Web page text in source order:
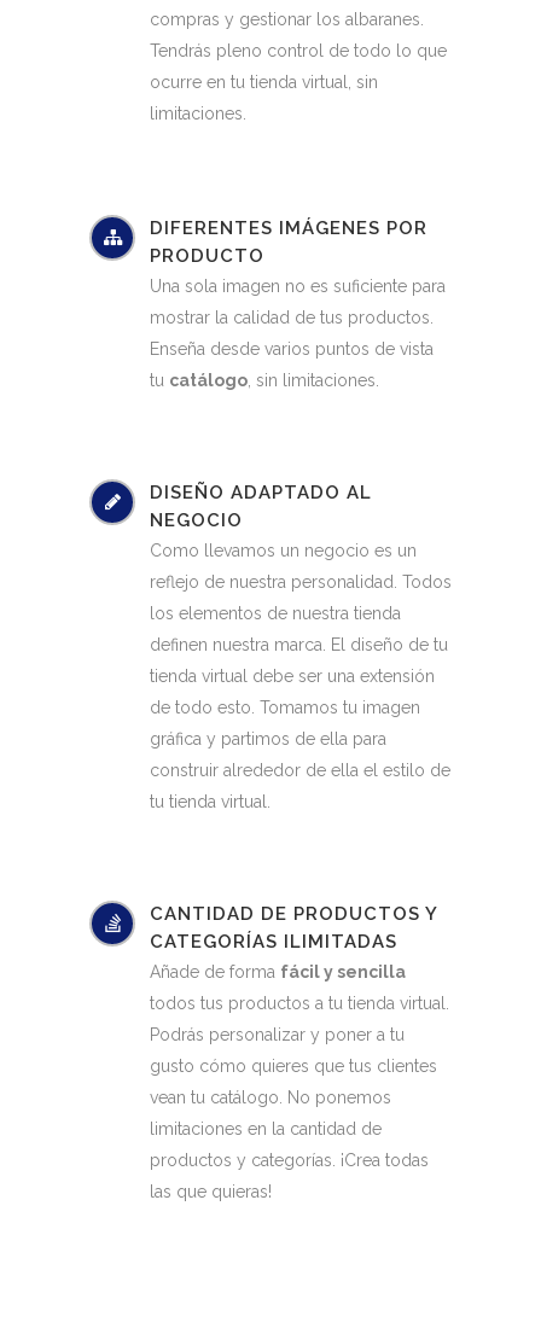
compras y gestionar los albaranes.
Tendrás pleno control de todo lo que
ocurre en tu tienda virtual, sin
limitaciones.
DIFERENTES IMÁGENES POR
PRODUCTO
Una sola imagen no es suficiente para
mostrar la calidad de tus productos.
Enseña desde varios puntos de vista
tu catálogo , sin limitaciones.
DISEÑO ADAPTADO AL
NEGOCIO
Como llevamos un negocio es un
reflejo de nuestra personalidad. Todos
los elementos de nuestra tienda
definen nuestra marca. El diseño de tu
tienda virtual debe ser una extensión
de todo esto. Tomamos tu imagen
gráfica y partimos de ella para
construir alrededor de ella el estilo de
tu tienda virtual.
CANTIDAD DE PRODUCTOS Y
CATEGORÍAS ILIMITADAS
Añade de forma fácil y sencilla
todos tus productos a tu tienda virtual.
Podrás personalizar y poner a tu
gusto cómo quieres que tus clientes
vean tu catálogo. No ponemos
limitaciones en la cantidad de
productos y categorías. ¡Crea todas
las que quieras!